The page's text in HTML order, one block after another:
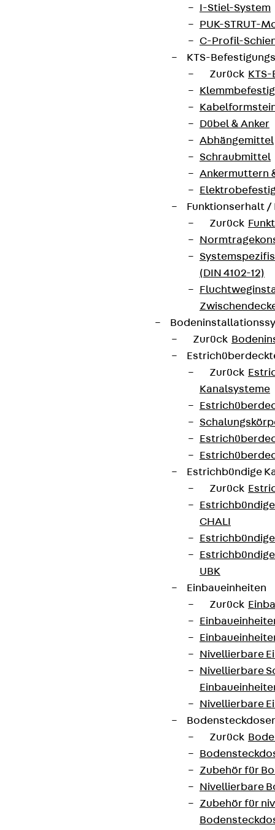
I-Stiel-System
PUK-STRUT-
C-Profil-
KTS-
Zurück
Dübel & Anker
Abhängemittel
Schraubmittel
Ankermuttern
Funktionserhalt
Zurück
(DIN 4102-12)
Zurück
Zurück
Kanalsysteme
Estrichbündige
Zurück
CHALI
UBK
Einbaueinheiten
Zurück
Nivellierbare
Nivellierbare
Nivellierbare
Zurück
Zubehör für
Nivellierbare
Zubehör für